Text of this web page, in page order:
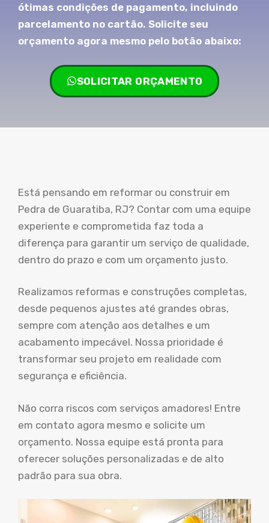
ótimas condições de pagamento, incluindo
parcelamento no cartão. Solicite seu
orçamento agora mesmo pelo botão abaixo:
SOLICITAR ORÇAMENTO
Está pensando em reformar ou construir em
Pedra de Guaratiba, RJ? Contar com uma equipe
experiente e comprometida faz toda a
diferença para garantir um serviço de qualidade,
dentro do prazo e com um orçamento justo.
Realizamos reformas e construções completas,
desde pequenos ajustes até grandes obras,
sempre com atenção aos detalhes e um
acabamento impecável. Nossa prioridade é
transformar seu projeto em realidade com
segurança e eficiência.
Não corra riscos com serviços amadores! Entre
em contato agora mesmo e solicite um
orçamento. Nossa equipe está pronta para
oferecer soluções personalizadas e de alto
padrão para sua obra.